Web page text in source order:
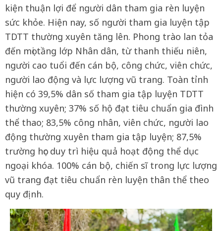
kiện thuận lợi để người dân tham gia rèn luyện
sức khỏe. Hiện nay, số người tham gia luyện tập
TDTT thường xuyên tăng lên. Phong trào lan tỏa
đến mọi tầng lớp Nhân dân, từ thanh thiếu niên,
người cao tuổi đến cán bộ, công chức, viên chức,
người lao động và lực lượng vũ trang. Toàn tỉnh
hiện có 39,5% dân số tham gia tập luyện TDTT
thường xuyên; 37% số hộ đạt tiêu chuẩn gia đình
thể thao; 83,5% công nhân, viên chức, người lao
động thường xuyên tham gia tập luyện; 87,5%
trường học duy trì hiệu quả hoạt động thể dục
ngoại khóa. 100% cán bộ, chiến sĩ trong lực lượng
vũ trang đạt tiêu chuẩn rèn luyện thân thể theo
quy định.